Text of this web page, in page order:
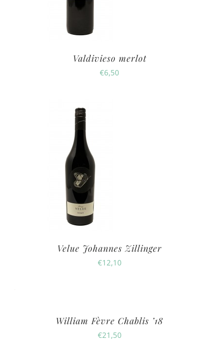
Valdivieso merlot
€6,50
Velue Johannes Zillinger
€12,10
AAN
William Fèvre Chablis ’18
€21,50